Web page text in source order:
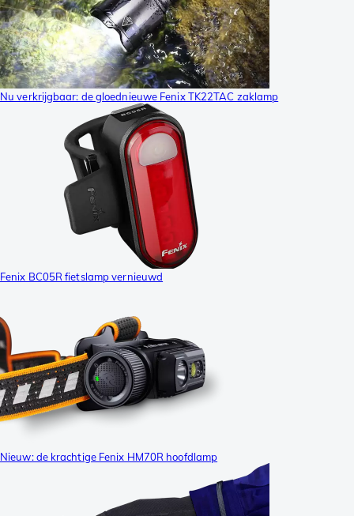
Nu verkrijgbaar: de gloednieuwe Fenix TK22TAC zaklamp
Fenix BC05R fietslamp vernieuwd
Nieuw: de krachtige Fenix HM70R hoofdlamp